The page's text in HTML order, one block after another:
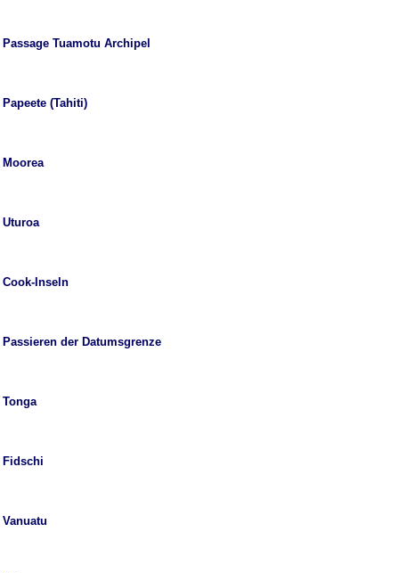
Passage Tuamotu Archipel
Papeete (Tahiti)
Moorea
Uturoa
Cook-Inseln
Passieren der Datumsgrenze
Tonga
Fidschi
Vanuatu